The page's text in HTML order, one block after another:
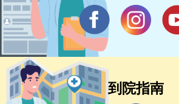
到院指南